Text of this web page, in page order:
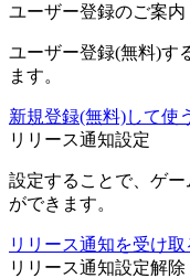
ユーザー登録のご案内
ユーザー登録(無料)す
ます。
新規登録(無料)して使
リリース通知設定
設定することで、ゲ
ができます。
リリース通知を受け取
リリース通知設定解除